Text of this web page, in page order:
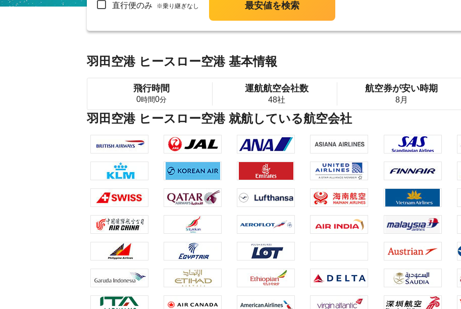
直行便のみ ※乗り継ぎなし 最安値を検索
羽田空港 ヒースロー空港 基本情報
飛行時間
0時間0分
運航航空会社数
48社
航空券が安い時期
8月
羽田空港 ヒースロー空港 就航している航空会社